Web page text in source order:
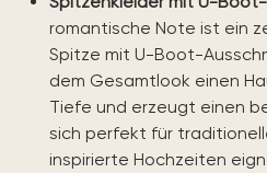
romantische Note ist ein
Spitze mit U-Boot-
dem Gesamtlook einen
Tiefe und erzeugt einen
sich perfekt für
inspirierte Hochzeiten